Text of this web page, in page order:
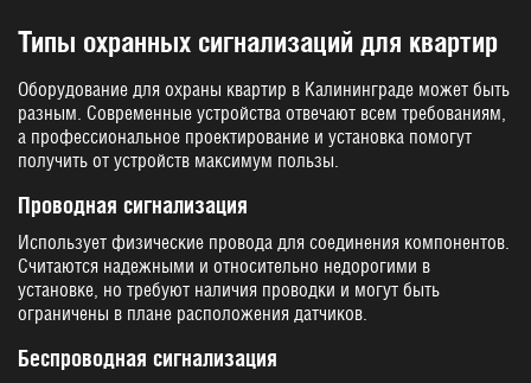
Типы охранных сигнализаций для квартир
Оборудование для охраны квартир в Калининграде может быть
разным. Современные устройства отвечают всем требованиям,
а профессиональное проектирование и установка помогут
получить от устройств максимум пользы.
Проводная сигнализация
Использует физические провода для соединения компонентов.
Считаются надежными и относительно недорогими в
установке, но требуют наличия проводки и могут быть
ограничены в плане расположения датчиков.
Беспроводная сигнализация